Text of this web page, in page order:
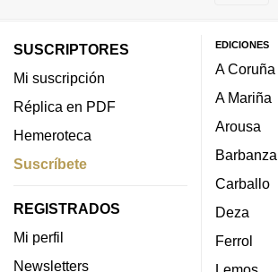
SUSCRIPTORES
Mi suscripción
Réplica en PDF
Hemeroteca
Suscríbete
REGISTRADOS
Mi perfil
Newsletters
EDICIONES
A Coruña
A Mariña
Arousa
Barbanza
Carballo
Deza
Ferrol